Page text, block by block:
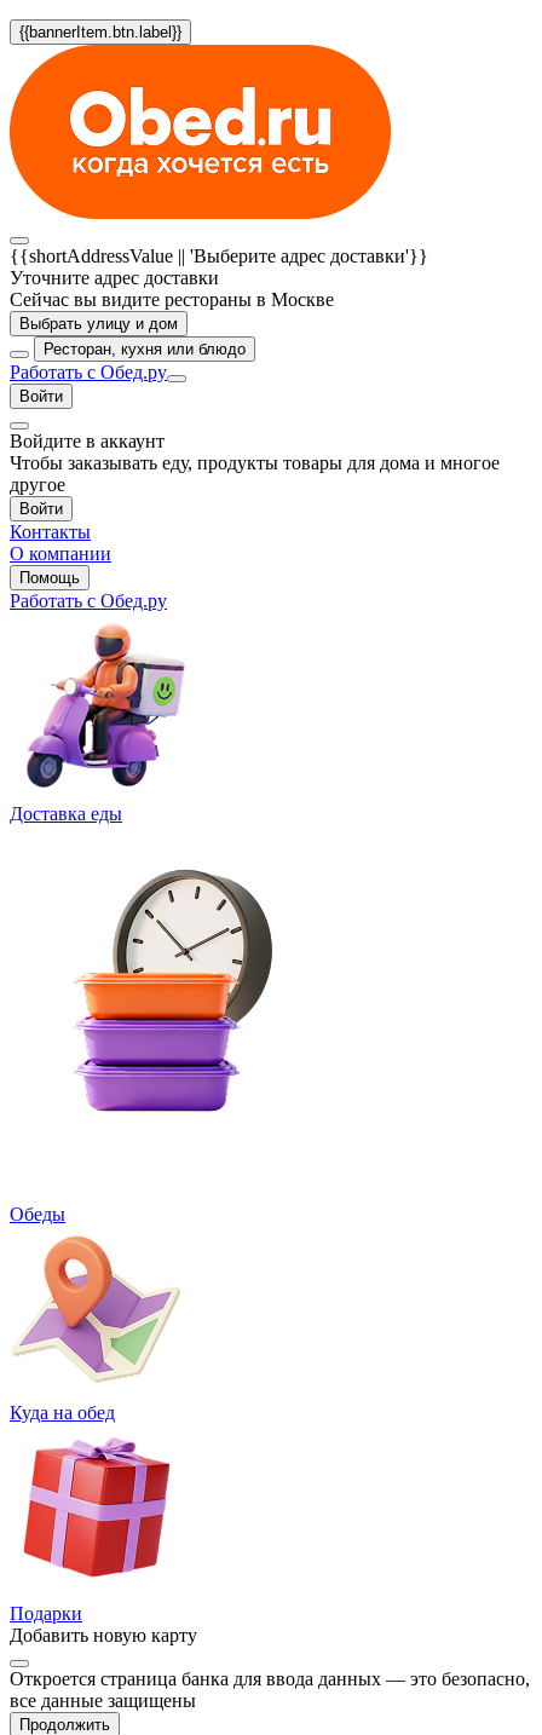
{{bannerItem.btn.label}}
{{shortAddressValue || 'Выберите адрес доставки'}}
Уточните адрес доставки
Сейчас вы видите рестораны в Москве
Выбрать улицу и дом
Ресторан, кухня или блюдо
Работать с Обед.ру
Войти
Войдите в аккаунт
Чтобы заказывать еду, продукты товары для дома и многое
другое
Войти
Контакты
О компании
Помощь
Работать с Обед.ру
Доставка еды
Обеды
Куда на обед
Подарки
Добавить новую карту
Откроется страница банка для ввода данных — это безопасно,
все данные защищены
Продолжить